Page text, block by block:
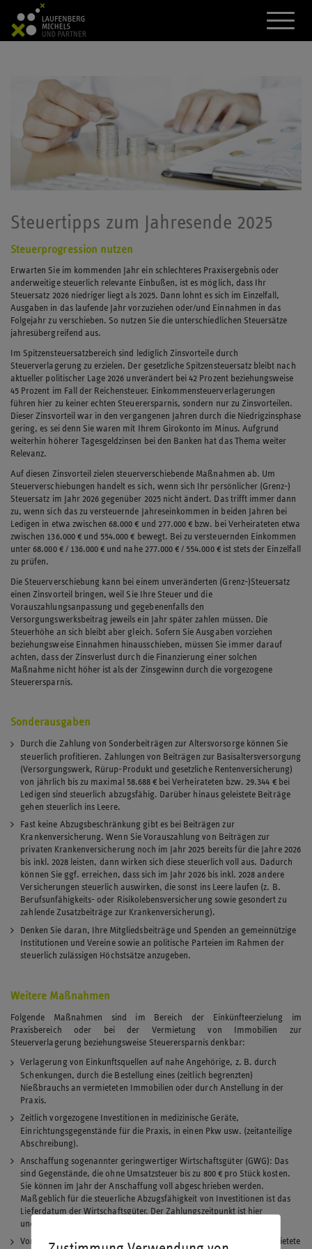
A
k
t
d
e
n
Steuertipps zum Jahresende 2025
Steuerprogression nutzen
Erwarten Sie im kommenden Jahr ein schlechteres Praxisergebnis oder
anderweitige steuerlich relevante Einbußen, ist es möglich, dass Ihr
Steuersatz 2026 niedriger liegt als 2025. Dann lohnt es sich im Einzelfall,
Ausgaben in das laufende Jahr vorzuziehen oder/und Einnahmen in das
Folgejahr zu verschieben. So nutzen Sie die unterschiedlichen Steuersätze
jahresübergreifend aus.
Im Spitzensteuersatzbereich sind lediglich Zinsvorteile durch
Steuerverlagerung zu erzielen. Der gesetzliche Spitzensteuersatz bleibt nach
aktueller politischer Lage 2026 unverändert bei 42 Prozent beziehungsweise
45 Prozent im Fall der Reichensteuer. Einkommensteuerverlagerungen
führen hier zu keiner echten Steuerersparnis, sondern nur zu Zinsvorteilen.
Dieser Zinsvorteil war in den vergangenen Jahren durch die Niedrigzinsphase
gering, es sei denn Sie waren mit Ihrem Girokonto im Minus. Aufgrund
weiterhin höherer Tagesgeldzinsen bei den Banken hat das Thema weiter
Relevanz.
Auf diesen Zinsvorteil zielen steuerverschiebende Maßnahmen ab. Um
Steuerverschiebungen handelt es sich, wenn sich Ihr persönlicher (Grenz-)
Steuersatz im Jahr 2026 gegenüber 2025 nicht ändert. Das trifft immer dann
zu, wenn sich das zu versteuernde Jahreseinkommen in beiden Jahren bei
Ledigen in etwa zwischen 68.000 € und 277.000 € bzw. bei Verheirateten etwa
zwischen 136.000 € und 554.000 € bewegt. Bei zu versteuernden Einkommen
unter 68.000 € / 136.000 € und nahe 277.000 € / 554.000 € ist stets der Einzelfall
zu prüfen.
Die Steuerverschiebung kann bei einem unveränderten (Grenz-)Steuersatz
einen Zinsvorteil bringen, weil Sie Ihre Steuer und die
Vorauszahlungsanpassung und gegebenenfalls den
Versorgungswerksbeitrag jeweils ein Jahr später zahlen müssen. Die
Steuerhöhe an sich bleibt aber gleich. Sofern Sie Ausgaben vorziehen
beziehungsweise Einnahmen hinausschieben, müssen Sie immer darauf
achten, dass der Zinsverlust durch die Finanzierung einer solchen
Maßnahme nicht höher ist als der Zinsgewinn durch die vorgezogene
Steuerersparnis.
Sonderausgaben
Durch die Zahlung von Sonderbeiträgen zur Altersvorsorge können Sie
steuerlich profitieren. Zahlungen von Beiträgen zur Basisaltersversorgung
(Versorgungswerk, Rürup-Produkt und gesetzliche Rentenversicherung)
von jährlich bis zu maximal 58.688 € bei Verheirateten bzw. 29.344 € bei
Ledigen sind steuerlich abzugsfähig. Darüber hinaus geleistete Beiträge
gehen steuerlich ins Leere.
Fast keine Abzugsbeschränkung gibt es bei Beiträgen zur
Krankenversicherung. Wenn Sie Vorauszahlung von Beiträgen zur
privaten Krankenversicherung noch im Jahr 2025 bereits für die Jahre 2026
bis inkl. 2028 leisten, dann wirken sich diese steuerlich voll aus. Dadurch
können Sie ggf. erreichen, dass sich im Jahr 2026 bis inkl. 2028 andere
Versicherungen steuerlich auswirken, die sonst ins Leere laufen (z. B.
Berufsunfähigkeits- oder Risikolebensversicherung sowie gesondert zu
zahlende Zusatzbeiträge zur Krankenversicherung).
Denken Sie daran, Ihre Mitgliedsbeiträge und Spenden an gemeinnützige
Institutionen und Vereine sowie an politische Parteien im Rahmen der
steuerlich zulässigen Höchstsätze anzugeben.
Weitere Maßnahmen
Folgende Maßnahmen sind im Bereich der Einkünfteerzielung im
Praxisbereich oder bei der Vermietung von Immobilien zur
Steuerverlagerung beziehungsweise Steuerersparnis denkbar:
Verlagerung von Einkunftsquellen auf nahe Angehörige, z. B. durch
Schenkungen, durch die Bestellung eines (zeitlich begrenzten)
Nießbrauchs an vermieteten Immobilien oder durch Anstellung in der
Praxis.
Zeitlich vorgezogene Investitionen in medizinische Geräte,
Einrichtungsgegenstände für die Praxis, in einen Pkw usw. (zeitanteilige
Abschreibung).
Anschaffung sogenannter geringwertiger Wirtschaftsgüter (GWG): Das
sind Gegenstände, die ohne Umsatzsteuer bis zu 800 € pro Stück kosten.
Sie können im Jahr der Anschaffung voll abgeschrieben werden.
Maßgeblich für die steuerliche Abzugsfähigkeit von Investitionen ist das
Lieferdatum der Wirtschaftsgüter. Der Zahlungszeitpunkt ist hier
unerheblich, er kann also auch im Jahr 2026 liegen.
Vorgezogene Erneuerungsaufwendungen für Praxisräume und vermietete